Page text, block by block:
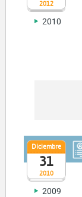
2012
2010
2010
Diciembre
31
2009